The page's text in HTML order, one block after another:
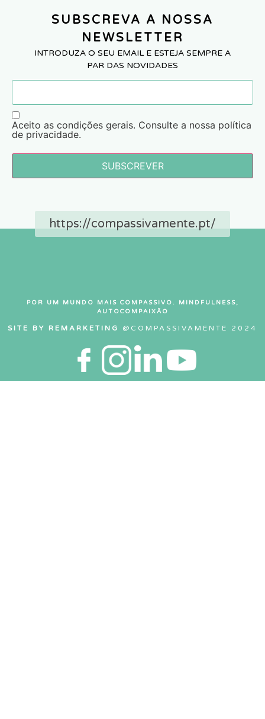
SUBSCREVA A NOSSA
NEWSLETTER
INTRODUZA O SEU EMAIL E ESTEJA SEMPRE A
PAR DAS NOVIDADES
Aceito as condições gerais. Consulte a nossa política
de privacidade.
SUBSCREVER
https://compassivamente.pt/
POR UM MUNDO MAIS COMPASSIVO. MINDFULNESS,
AUTOCOMPAIXÃO
SITE BY REMARKETING @COMPASSIVAMENTE 2024